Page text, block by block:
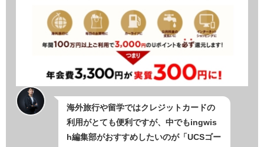
海外旅行や留学ではクレジットカードの
利用がとても便利ですが、中でもingwis
h編集部がおすすめしたいのが「UCSゴー